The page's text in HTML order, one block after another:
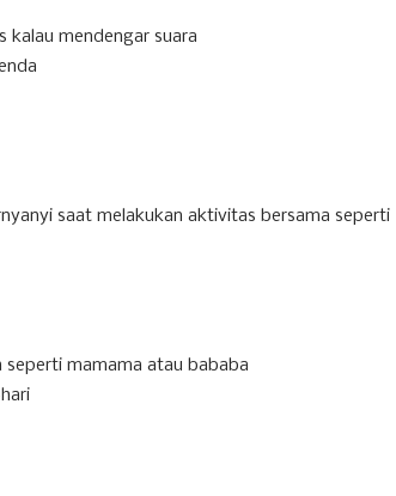
kalau mendengar suara
saat melakukan aktivitas bersama seperti
mamama atau bababa